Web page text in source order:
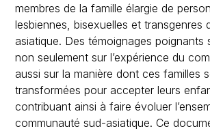
membres de la famille élargie de
lesbiennes, bisexuelles et transgenres
asiatique. Des témoignages poignants
non seulement sur l’expérience du
aussi sur la manière dont ces familles
transformées pour accepter leurs
contribuant ainsi à faire évoluer
communauté sud-asiatique. Ce